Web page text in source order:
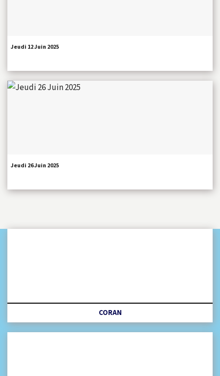
Jeudi 12 Juin 2025
Jeudi 26 Juin 2025
CORAN